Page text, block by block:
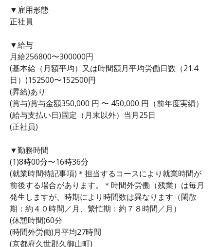
▼雇用形態
正社員
▼給与
月給256800〜300000円
(基本給（月額平均）又は時間額月平均労働日数（21.4
日）)152500〜152500円
(昇給)あり
(賞与)賞与金額350,000 円 〜 450,000 円（前年度実績）
(給与支払い日)固定（月末以外）当月25日
(正社員)
▼勤務時間
(1)8時00分〜16時36分
(就業時間特記事項)＊担当するコースにより就業時間が
前後する場合があります。＊時間外労働（残業）は毎月
発生しますが、時期により時間数は異なります（閑散
期：約４０時間／月、繁忙期：約７８時間／月）
(休憩時間)60分
(時間外労働)月平均27時間
(京都府久世郡久御山町)